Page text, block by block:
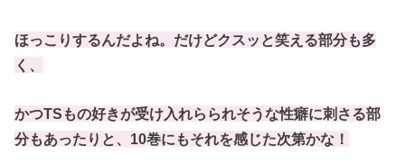
ほっこりするんだよね。だけどクスッと笑える部分も多
く、
かつTSもの好きが受け入れらられそうな性癖に刺さる部
分もあったりと、10巻にもそれを感じた次第かな！